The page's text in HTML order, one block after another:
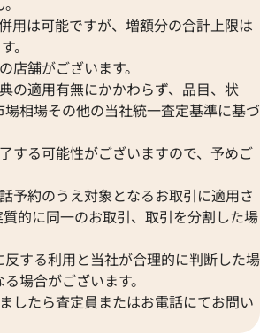
ィグア カバGM ト
ルイ・ヴィトン
ートバッグ
15,000円
2026年4月3日時点
用は可能ですが、増額分の合計上限は
。
店舗がございます。
の適用有無にかかわらず、品目、状
相場その他の当社統一査定基準に基づ
する可能性がございますので、予めご
予約のうえ対象となるお取引に適用さ
的に同一のお取引、取引を分割した場
する利用と当社が合理的に判断した場
場合がございます。
したら査定員またはお電話にてお問い